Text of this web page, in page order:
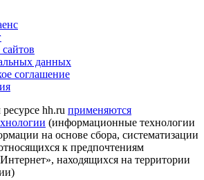
данных
соглашение
hh.ru применяются
(информационные технологии
на основе сбора, систематизации
к предпочтениям
находящихся на территории